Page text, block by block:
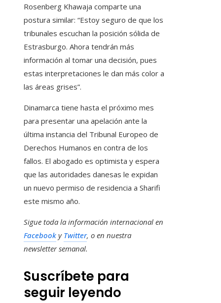
Rosenberg Khawaja comparte una
postura similar: “Estoy seguro de que los
tribunales escuchan la posición sólida de
Estrasburgo. Ahora tendrán más
información al tomar una decisión, pues
estas interpretaciones le dan más color a
las áreas grises”.
Dinamarca tiene hasta el próximo mes
para presentar una apelación ante la
última instancia del Tribunal Europeo de
Derechos Humanos en contra de los
fallos. El abogado es optimista y espera
que las autoridades danesas le expidan
un nuevo permiso de residencia a Sharifi
este mismo año.
Sigue toda la información internacional en
Facebook y Twitter, o en nuestra
newsletter semanal.
Suscríbete para
seguir leyendo